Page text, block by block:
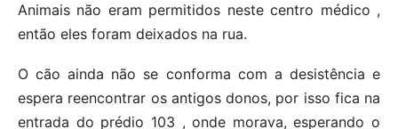
Animais não eram permitidos neste centro médico ,
então eles foram deixados na rua.
O cão ainda não se conforma com a desistência e
espera reencontrar os antigos donos, por isso fica na
entrada do prédio 103 , onde morava, esperando o